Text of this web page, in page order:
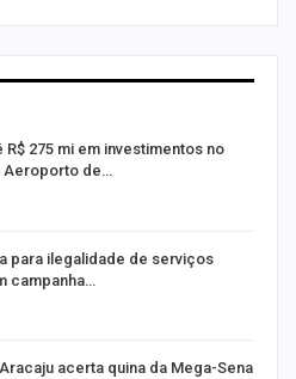
R$ 275 mi em investimentos no
Aeroporto de…
para ilegalidade de serviços
campanha…
acerta quina da Mega-Sena